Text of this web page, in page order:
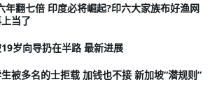
年翻七倍 印度必将崛起?印六大家族布好渔网
当了
岁向导扔在半路 最新进展
被多名的士拒载 加钱也不接 新加坡“潜规则”